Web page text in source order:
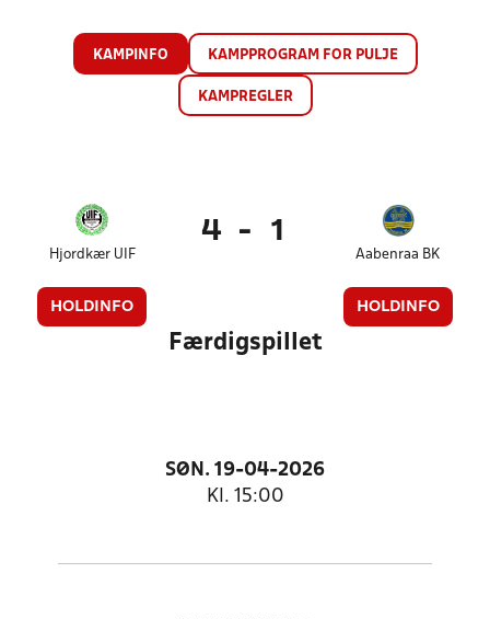
KAMPINFO KAMPPROGRAM FOR PULJE
KAMPREGLER
Hjordkær UIF
HOLDINFO
4 - 1
Aabenraa BK
HOLDINFO
Færdigspillet
SØN. 19-04-2026
Kl. 15:00